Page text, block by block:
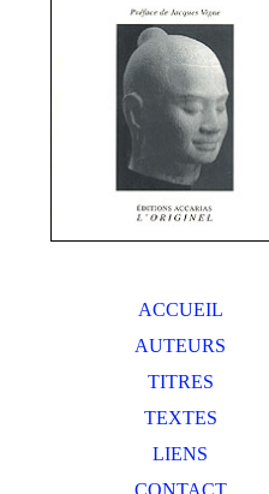
ACCUEIL
AUTEURS
TITRES
TEXTES
LIENS
CONTACT